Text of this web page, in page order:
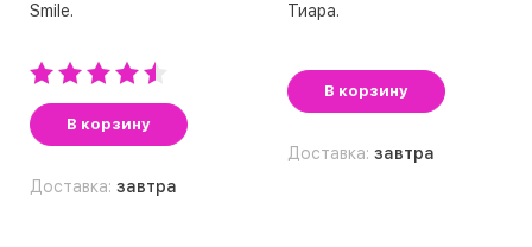
Smile.
В корзину
Доставка: завтра
Тиара.
В корзину
Доставка: завтра